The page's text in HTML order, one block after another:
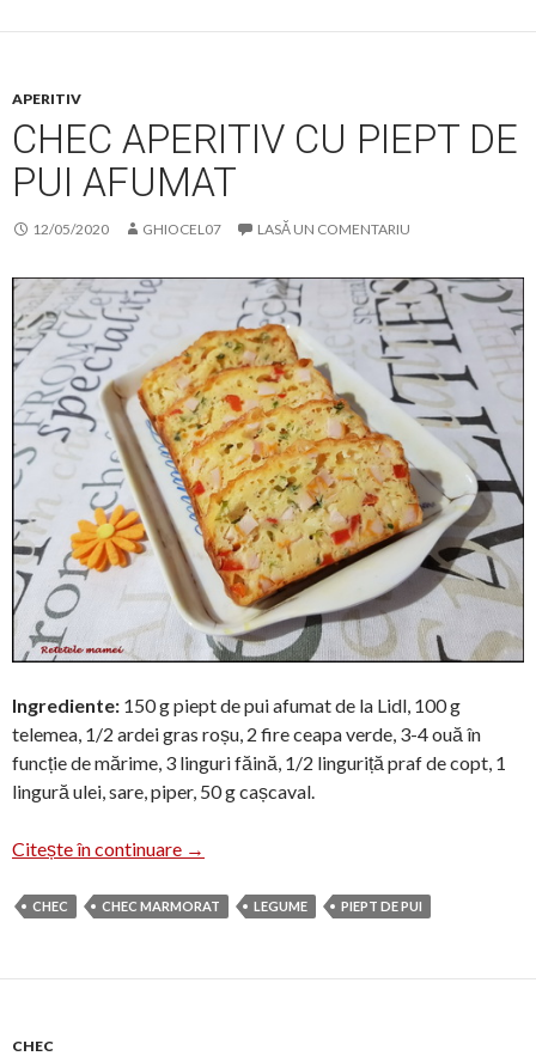
APERITIV
CHEC APERITIV CU PIEPT DE
PUI AFUMAT
12/05/2020 GHIOCEL07 LASĂ UN COMENTARIU
Ingrediente: 150 g piept de pui afumat de la Lidl, 100 g
telemea, 1/2 ardei gras roșu, 2 fire ceapa verde, 3-4 ouă în
funcție de mărime, 3 linguri făină, 1/2 linguriță praf de copt, 1
lingură ulei, sare, piper, 50 g cașcaval.
Citește în continuare Chec aperitiv cu piept de pui afumat
→
CHEC CHEC MARMORAT LEGUME PIEPT DE PUI
CHEC